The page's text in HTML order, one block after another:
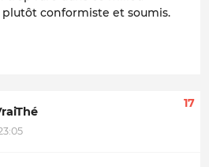
conformiste et soumis.
17